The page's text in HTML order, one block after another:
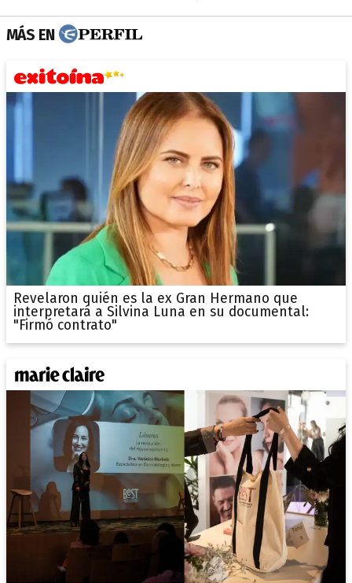
MÁS EN
Revelaron quién es la ex Gran Hermano que
interpretará a Silvina Luna en su documental:
"Firmó contrato"